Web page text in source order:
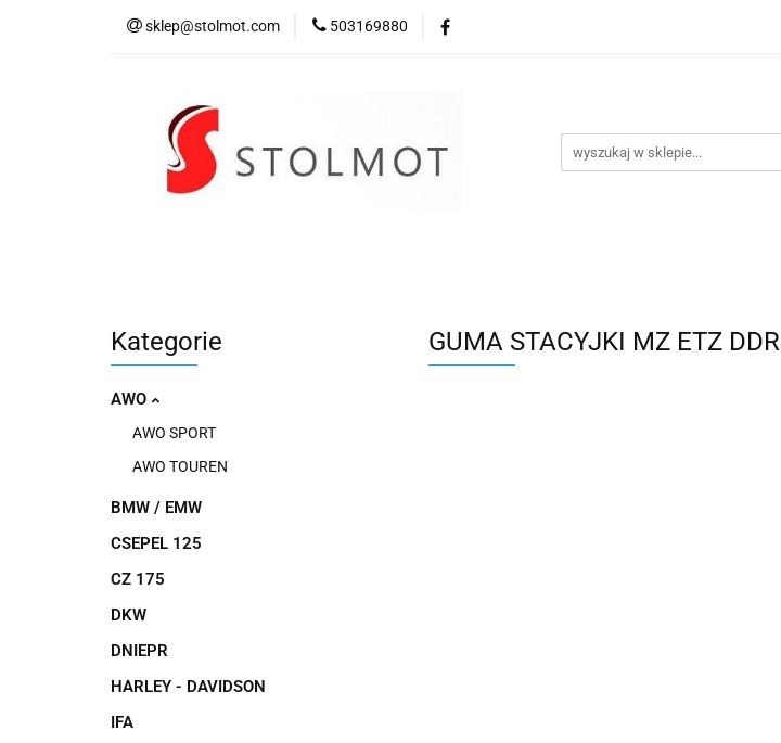
sklep@stolmot.com 503169880
Kategorie
AWO
AWO SPORT
AWO TOUREN
BMW / EMW
CSEPEL 125
CZ 175
DKW
DNIEPR
HARLEY - DAVIDSON
IFA
GUMA STACYJKI MZ ETZ DDR